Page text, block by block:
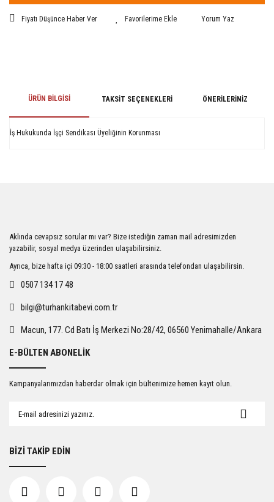
Fiyatı Düşünce Haber Ver Yorum Yaz
ÜRÜN BILGISI TAKSIT SEÇENEKLERI ÖNERILERINIZ
İş Hukukunda İşçi Sendikası Üyeliğinin Korunması
Ürün açıklamasında eksik bilgiler bulunuyor.
Ürün bilgilerinde hatalar bulunuyor.
Ürün fiyatı diğer sitelerden daha pahalı.
Gönder
Aklında cevapsız sorular mı var? Bize istediğin zaman mail adresimizden
yazabilir, sosyal medya üzerinden ulaşabilirsiniz.
Ayrıca, bize hafta içi 09:30 - 18:00 saatleri arasında telefondan ulaşabilirsin.
0507 134 17 48
bilgi@turhankitabevi.com.tr
Macun, 177. Cd Batı İş Merkezi No:28/42, 06560 Yenimahalle/Ankara
E-BÜLTEN ABONELİK
Kampanyalarımızdan haberdar olmak için bültenimize hemen kayıt olun.
BİZİ TAKİP EDİN